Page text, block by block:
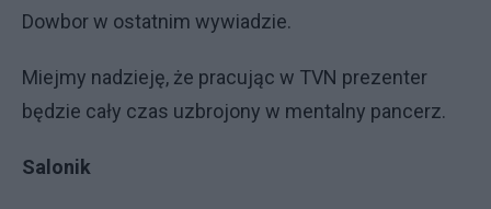
Dowbor w ostatnim wywiadzie.
Miejmy nadzieję, że pracując w TVN prezenter
będzie cały czas uzbrojony w mentalny pancerz.
Salonik